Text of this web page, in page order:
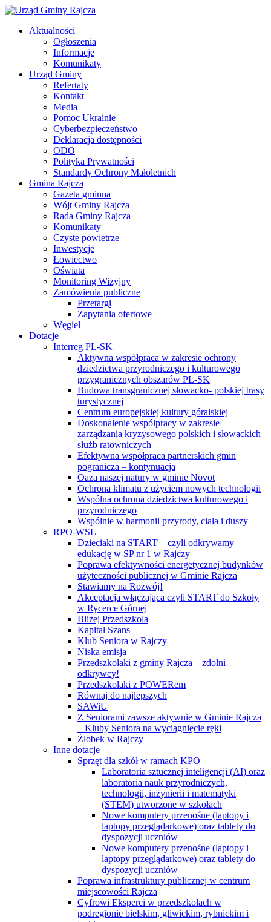
Aktualności
Ogłoszenia
Informacje
Komunikaty
Urząd Gminy
Refertaty
Kontakt
Media
Pomoc Ukrainie
Cyberbezpieczeństwo
Deklaracja dostępności
ODO
Polityka Prywatności
Standardy Ochrony Małoletnich
Gmina Rajcza
Gazeta gminna
Wójt Gminy Rajcza
Rada Gminy Rajcza
Komunikaty
Czyste powietrze
Inwestycje
Łowiectwo
Oświata
Monitoring Wizyjny
Zamówienia publiczne
Przetargi
Zapytania ofertowe
Węgiel
Dotacje
Interreg PL-SK
Aktywna współpraca w zakresie ochrony
dziedzictwa przyrodniczego i kulturowego
przygranicznych obszarów PL-SK
Budowa transgranicznej słowacko- polskiej trasy
turystycznej
Centrum europejskiej kultury góralskiej
Doskonalenie współpracy w zakresie
zarządzania kryzysowego polskich i słowackich
służb ratowniczych
Efektywna współpraca partnerskich gmin
pogranicza – kontynuacja
Oaza naszej natury w gminie Novot
Ochrona klimatu z użyciem nowych technologii
Wspólna ochrona dziedzictwa kulturowego i
przyrodniczego
Wspólnie w harmonii przyrody, ciała i duszy
RPO-WSL
Dzieciaki na START – czyli odkrywamy
edukację w SP nr 1 w Rajczy
Poprawa efektywności energetycznej budynków
użyteczności publicznej w Gminie Rajcza
Stawiamy na Rozwój!
Akceptacja włączająca czyli START do Szkoły
w Rycerce Górnej
Bliżej Przedszkola
Kapitał Szans
Klub Seniora w Rajczy
Niska emisja
Przedszkolaki z gminy Rajcza – zdolni
odkrywcy!
Przedszkolaki z POWERem
Równaj do najlepszych
SAWiU
Z Seniorami zawsze aktywnie w Gminie Rajcza
– Kluby Seniora na wyciągnięcie ręki
Żłobek w Rajczy
Inne dotacje
Sprzęt dla szkół w ramach KPO
Laboratoria sztucznej inteligencji (AI) oraz
laboratoria nauk przyrodniczych,
technologii, inżynierii i matematyki
(STEM) utworzone w szkołach
Nowe komputery przenośne (laptopy i
laptopy przeglądarkowe) oraz tablety do
dyspozycji uczniów
Nowe komputery przenośne (laptopy i
laptopy przeglądarkowe) oraz tablety do
dyspozycji uczniów
Poprawa infrastruktury publicznej w centrum
miejscowości Rajcza
Cyfrowi Eksperci w przedszkolach w
podregionie bielskim, gliwickim, rybnickim i